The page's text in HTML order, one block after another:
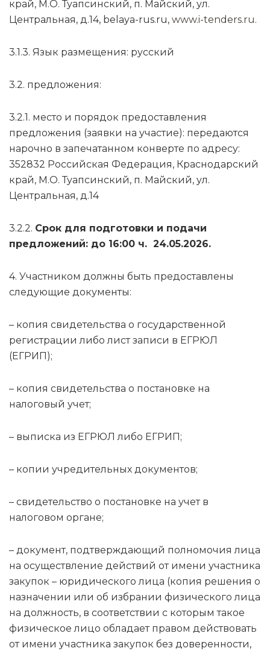
край, М.О. Туапсинский, п. Майский, ул.
Центральная, д.14, belaya-rus.ru, www.i-tenders.ru.
3.1.3. Язык размещения: русский
3.2. предложения:
3.2.1. место и порядок предоставления
предложения (заявки на участие): передаются
нарочно в запечатанном конверте по адресу:
352832 Российская Федерация, Краснодарский
край, М.О. Туапсинский, п. Майский, ул.
Центральная, д.14
3.2.2. Срок для подготовки и подачи
предложений: до 16:00 ч. 24.05.2026.
4. Участником должны быть предоставлены
следующие документы:
– копия свидетельства о государственной
регистрации либо лист записи в ЕГРЮЛ
(ЕГРИП);
– копия свидетельства о постановке на
налоговый учет;
– выписка из ЕГРЮЛ либо ЕГРИП;
– копии учредительных документов;
– свидетельство о постановке на учет в
налоговом органе;
– документ, подтверждающий полномочия лица
на осуществление действий от имени участника
закупок – юридического лица (копия решения о
назначении или об избрании физического лица
на должность, в соответствии с которым такое
физическое лицо обладает правом действовать
от имени участника закупок без доверенности,